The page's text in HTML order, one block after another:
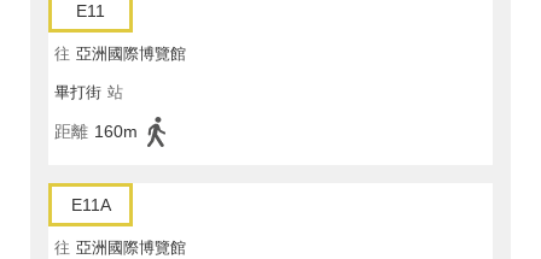
E11
往 亞洲國際博覽館
畢打街 站
距離 160m
E11A
往 亞洲國際博覽館